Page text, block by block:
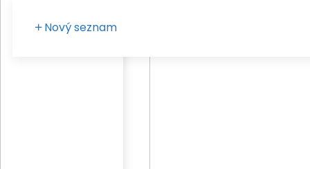
Nový seznam
Zadejte vaše pojmenování seznamu